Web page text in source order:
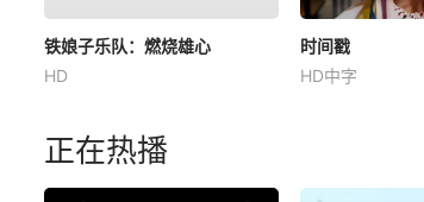
铁娘子乐队：燃烧雄心
HD
时间戳
HD中字
正在热播